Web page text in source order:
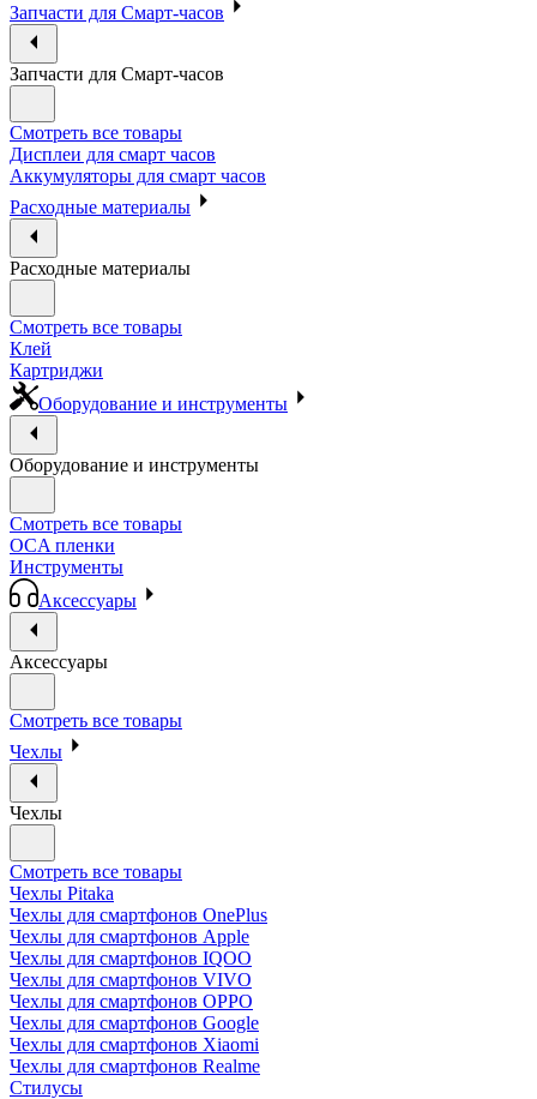
Запчасти для Смарт-часов
Запчасти для Смарт-часов
Смотреть все товары
Дисплеи для смарт часов
Аккумуляторы для смарт часов
Расходные материалы
Расходные материалы
Смотреть все товары
Клей
Картриджи
Оборудование и инструменты
Оборудование и инструменты
Смотреть все товары
OCA пленки
Инструменты
Аксессуары
Аксессуары
Смотреть все товары
Чехлы
Чехлы
Смотреть все товары
Чехлы Pitaka
Чехлы для смартфонов OnePlus
Чехлы для смартфонов Apple
Чехлы для смартфонов IQOO
Чехлы для смартфонов VIVO
Чехлы для смартфонов OPPO
Чехлы для смартфонов Google
Чехлы для смартфонов Xiaomi
Чехлы для смартфонов Realme
Стилусы